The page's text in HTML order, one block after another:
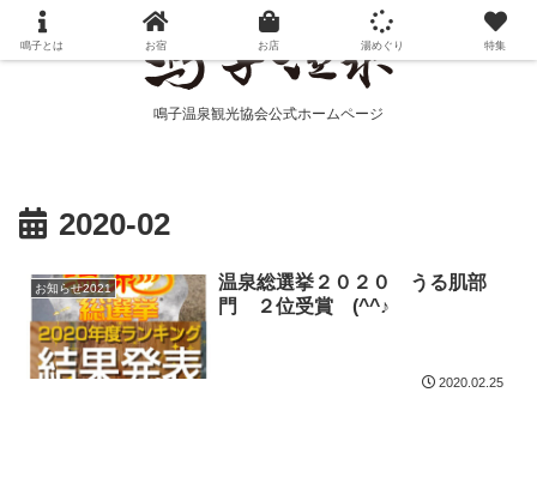
鳴子温泉観光協会公式ホームページ
2020-02
お知らせ2021
温泉総選挙２０２０ うる肌部
門 ２位受賞 (^^♪
2020.02.25
鳴子とは お宿 お店 湯めぐり 特集